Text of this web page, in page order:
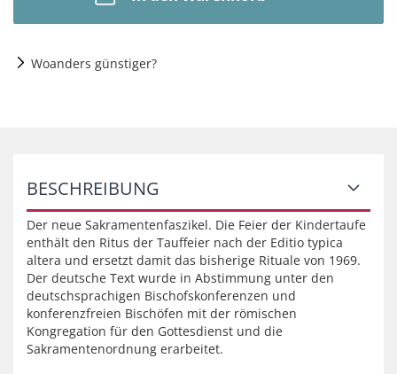
Woanders günstiger?
BESCHREIBUNG
Der neue Sakramentenfaszikel. Die Feier der Kindertaufe
enthält den Ritus der Tauffeier nach der Editio typica
altera und ersetzt damit das bisherige Rituale von 1969.
Der deutsche Text wurde in Abstimmung unter den
deutschsprachigen Bischofskonferenzen und
konferenzfreien Bischöfen mit der römischen
Kongregation für den Gottesdienst und die
Sakramentenordnung erarbeitet.